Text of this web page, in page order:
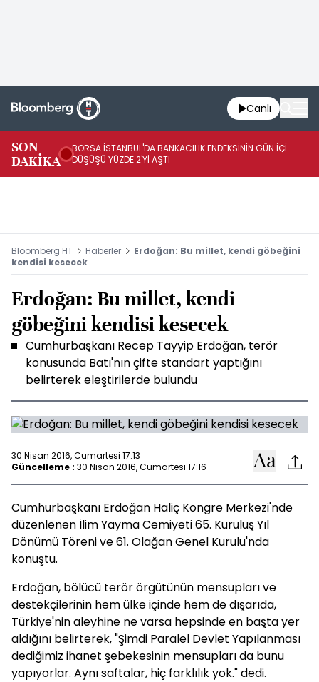
Canlı
SON
DAKİKA
BORSA İSTANBUL'DA BANKACILIK ENDEKSİNİN GÜN İÇİ
DÜŞÜŞÜ YÜZDE 2'Yİ AŞTI
Bloomberg HT Haberler
Erdoğan: Bu millet, kendi göbeğini
kendisi kesecek
Erdoğan: Bu millet, kendi
göbeğini kendisi kesecek
Cumhurbaşkanı Recep Tayyip Erdoğan, terör
konusunda Batı'nın çifte standart yaptığını
belirterek eleştirilerde bulundu
30 Nisan 2016, Cumartesi 17:13
Güncelleme : 30 Nisan 2016, Cumartesi 17:16
Cumhurbaşkanı Erdoğan Haliç Kongre Merkezi'nde
düzenlenen İlim Yayma Cemiyeti 65. Kuruluş Yıl
Dönümü Töreni ve 61. Olağan Genel Kurulu'nda
konuştu.
Erdoğan, bölücü terör örgütünün mensupları ve
destekçilerinin hem ülke içinde hem de dışarıda,
Türkiye'nin aleyhine ne varsa hepsinde en başta yer
aldığını belirterek, "Şimdi Paralel Devlet Yapılanması
dediğimiz ihanet şebekesinin mensupları da bunu
yapıyorlar. Aynı saftalar, hiç farklılık yok." dedi.